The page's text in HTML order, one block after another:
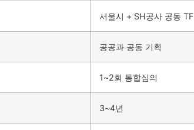
서울시 + SH공사 공동 TF
공공과 공동 기획
1~2회 통합심의
3~4년